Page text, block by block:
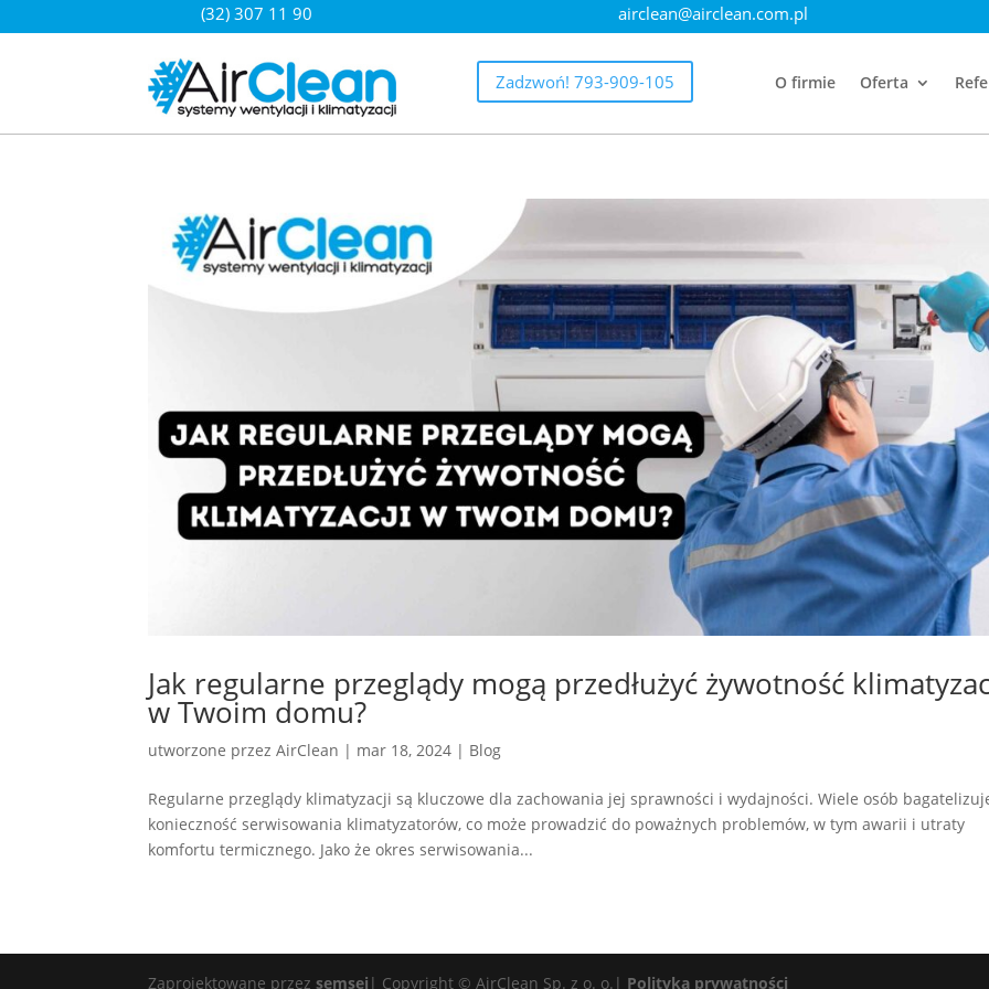
(32) 307 11 90 airclean@airclean.com.pl
Zadzwoń! 793-909-105 O firmie Oferta
Jak regularne przeglądy mogą przedłużyć żywotność
w Twoim domu?
utworzone przezAirClean | mar 18, 2024 | Blog
Regularne przeglądy klimatyzacji są kluczowe dla zachowania jej sprawności i wydajności. Wiele osób
konieczność serwisowania klimatyzatorów, co może prowadzić do poważnych problemów, w tym awarii i utraty
komfortu termicznego. Jako że okres serwisowania...
Zaprojektowane przezsemsei | Copyright © AirClean Sp. z o. o.| Polityka prywatności